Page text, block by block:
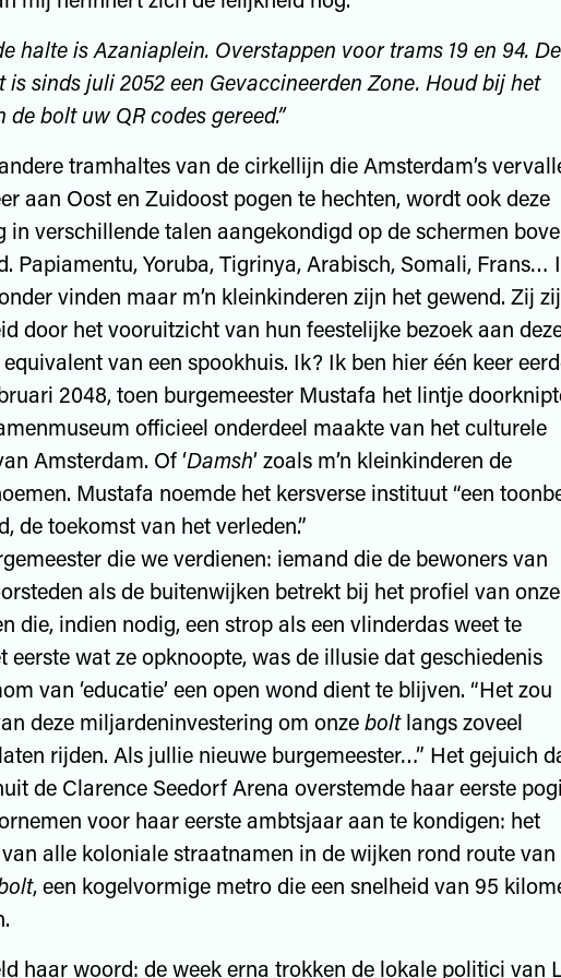
halte is Azaniaplein. Overstappen voor trams 19 en 94. De
is sinds juli 2052 een Gevaccineerden Zone. Houd bij het
bolt uw QR codes gereed.”
tramhaltes van de cirkellijn die Amsterdam’s
aan Oost en Zuidoost pogen te hechten, wordt ook deze
in verschillende talen aangekondigd op de schermen
Papiamentu, Yoruba, Tigrinya, Arabisch, Somali, Frans…
vinden maar m’n kleinkinderen zijn het gewend. Zij
door het vooruitzicht van hun feestelijke bezoek aan
van een spookhuis. Ik? Ik ben hier één keer
2048, toen burgemeester Mustafa het lintje
officieel onderdeel maakte van het culturele
Amsterdam. Of ‘Damsh’ zoals m’n kleinkinderen de
Mustafa noemde het kersverse instituut “een
de toekomst van het verleden.”
die we verdienen: iemand die de bewoners van
als de buitenwijken betrekt bij het profiel van onze
die, indien nodig, een strop als een vlinderdas weet te
eerste wat ze opknoopte, was de illusie dat geschiedenis
van ‘educatie’ een open wond dient te blijven. “Het zou
deze miljardeninvestering om onzeboltlangs zoveel
rijden. Als jullie nieuwe burgemeester…” Het gejuich
de Clarence Seedorf Arena overstemde haar eerste
voor haar eerste ambtsjaar aan te kondigen: het
alle koloniale straatnamen in de wijken rond route van
, een kogelvormige metro die een snelheid van 95
haar woord: de week erna trokken de lokale politici van